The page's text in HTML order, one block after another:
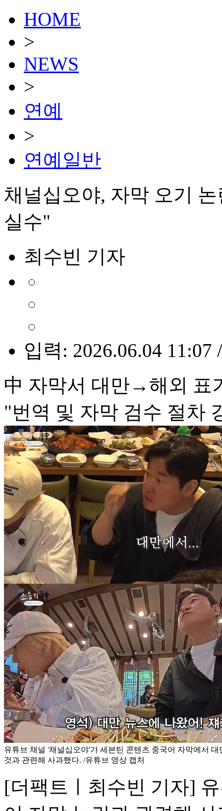
HOME
>
NEWS
>
연예
>
연예일반
채널십오야, 자막 오기
실수"
최수빈 기자
입력: 2026.06.04 11:07
中 자막서 대만→해외 표
"번역 및 자막 검수 절차
유튜브 채널 '채널십오야'가 세븐틴 콘텐츠 중국어 자막에서
것과 관련해 사과했다. /유튜브 영상 캡처
[더팩트ㅣ최수빈 기자]